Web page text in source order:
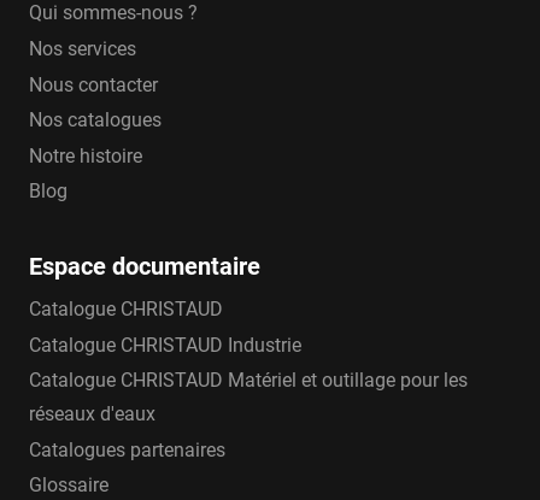
Qui sommes-nous ?
Nos services
Nous contacter
Nos catalogues
Notre histoire
Blog
Espace documentaire
Catalogue CHRISTAUD
Catalogue CHRISTAUD Industrie
Catalogue CHRISTAUD Matériel et outillage pour les
réseaux d'eaux
Catalogues partenaires
Glossaire